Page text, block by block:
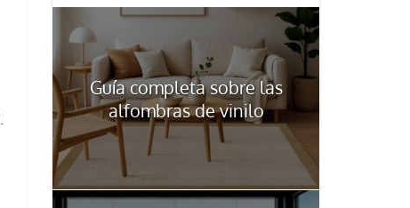
Guía completa sobre las
alfombras de vinilo